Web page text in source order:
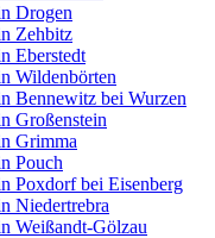
Drogen
Zehbitz
Eberstedt
Wildenbörten
Bennewitz bei Wurzen
Großenstein
Grimma
Pouch
Poxdorf bei Eisenberg
Niedertrebra
Weißandt-Gölzau